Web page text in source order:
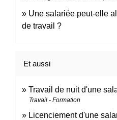
Une salariée peut-elle
de travail ?
Et aussi
Travail de nuit d'une
Travail - Formation
Licenciement d'une